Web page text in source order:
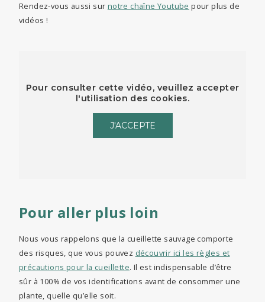
Rendez-vous aussi sur notre chaîne Youtube pour plus de
vidéos !
Pour consulter cette vidéo, veuillez accepter
l'utilisation des cookies.
J'ACCEPTE
Pour aller plus loin
Nous vous rappelons que la cueillette sauvage comporte
des risques, que vous pouvez découvrir ici les règles et
précautions pour la cueillette. Il est indispensable d’être
sûr à 100% de vos identifications avant de consommer une
plante, quelle qu’elle soit.